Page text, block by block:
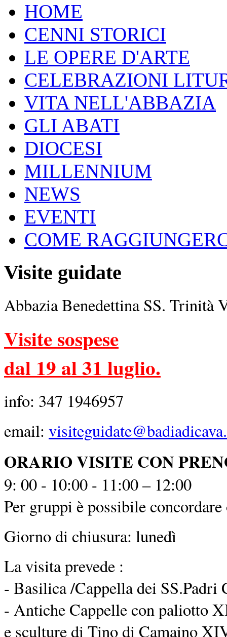
HOME
CENNI STORICI
LE OPERE D'ARTE
CELEBRAZIONI
VITA NELL'ABBAZIA
GLI ABATI
DIOCESI
MILLENNIUM
NEWS
EVENTI
COME
Visite guidate
Abbazia Benedettina SS. Trinità
Visite sospese
dal 19 al 31 luglio.
info: 347 1946957
email:
ORARIO VISITE CON
9: 00 - 10:00 - 11:00 – 12:00
Per gruppi è possibile
Giorno di chiusura: lunedì
La visita prevede :
- Basilica /Cappella dei
- Antiche Cappelle con paliotto
e sculture di Tino di Camaino